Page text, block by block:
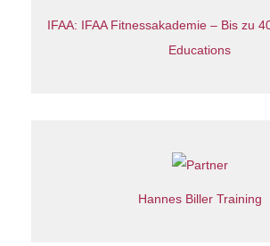
IFAA: IFAA Fitnessakademie – Bis zu
Educations
Hannes Biller Training